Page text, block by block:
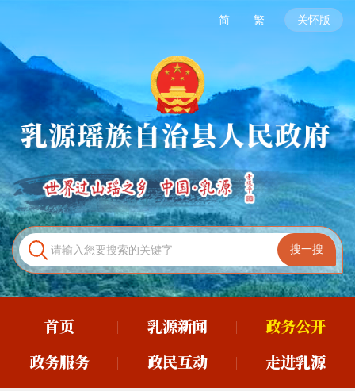
简 繁 关怀版
首页 乳源新闻
政务公开
政务服务
政民互动 走进乳源